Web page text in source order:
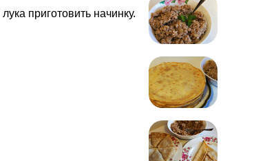
приготовить начинку.